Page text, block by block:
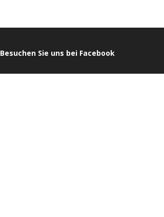
Besuchen Sie uns bei Facebook